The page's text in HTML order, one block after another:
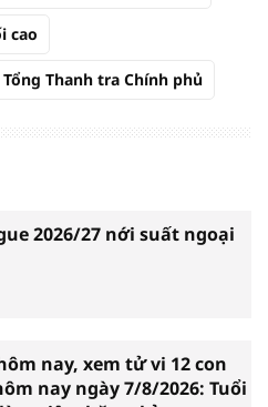
cao
Tổng Thanh tra Chính phủ
2026/27 nới suất ngoại
nay, xem tử vi 12 con
nay ngày 7/8/2026: Tuổi